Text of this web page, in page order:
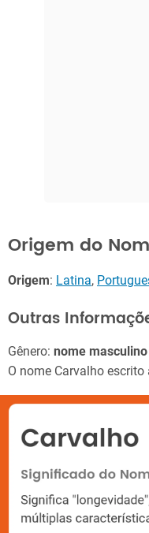
Origem do
Origem: Latina,
Outras
Gênero: nome masculino
O nome Carvalho escrito